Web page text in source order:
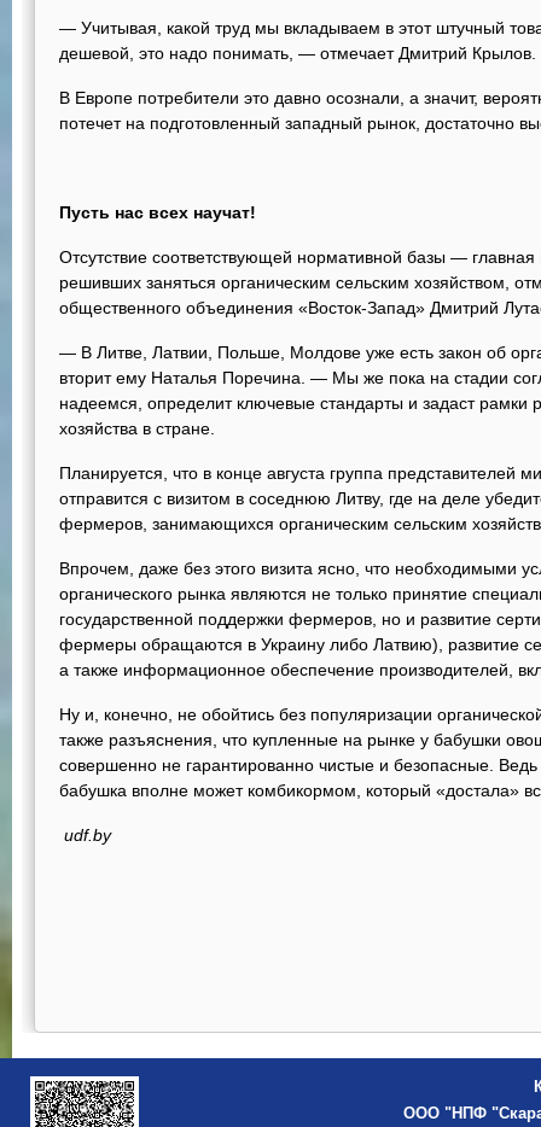
— Учитывая, какой труд мы вкладываем в этот штучный
дешевой, это надо понимать, — отмечает Дмитрий Крылов.
В Европе потребители это давно осознали, а значит,
потечет на подготовленный западный рынок, достаточно
Пусть нас всех научат!
Отсутствие соответствующей нормативной базы —
решивших заняться органическим сельским хозяйством,
общественного объединения «Восток-Запад» Дмитрий
— В Литве, Латвии, Польше, Молдове уже есть закон об
вторит ему Наталья Поречина. — Мы же пока на стадии
надеемся, определит ключевые стандарты и задаст рамки
хозяйства в стране.
Планируется, что в конце августа группа представителей
отправится с визитом в соседнюю Литву, где на деле
фермеров, занимающихся органическим сельским
Впрочем, даже без этого визита ясно, что необходимыми
органического рынка являются не только принятие
государственной поддержки фермеров, но и развитие
фермеры обращаются в Украину либо Латвию), развитие
а также информационное обеспечение производителей,
Ну и, конечно, не обойтись без популяризации
также разъяснения, что купленные на рынке у бабушки
совершенно не гарантированно чистые и безопасные. Ведь
бабушка вполне может комбикормом, который «достала»
udf.by
ООО "НПФ